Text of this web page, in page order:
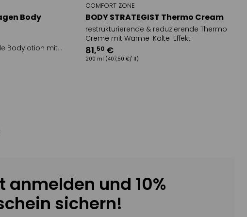
Body
Bodylotion mit
COMFORT ZONE
BODY STRATEGIST Thermo Cream
restrukturierende & reduzierende Thermo
Creme mit Wärme-Kälte-Effekt
81,50 €
200 ml (407,50 €/ 1l)
anmelden und 10%
sichern!